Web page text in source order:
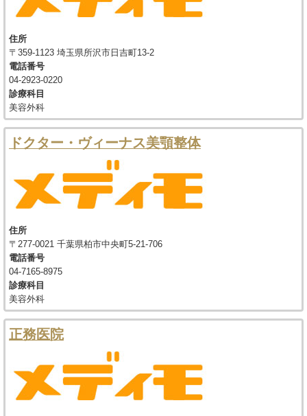
住所
〒359-1123 埼玉県所沢市日吉町13-2
電話番号
04-2923-0220
診療科目
美容外科
ドクター・ヴィーナス美顎整体
住所
〒277-0021 千葉県柏市中央町5-21-706
電話番号
04-7165-8975
診療科目
美容外科
正務医院